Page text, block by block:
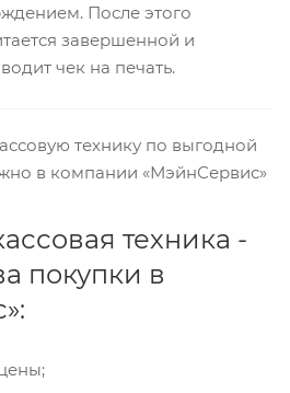
После этого
завершенной и
чек на печать.
технику по выгодной
в компании «МэйнСервис»
техника -
покупки в